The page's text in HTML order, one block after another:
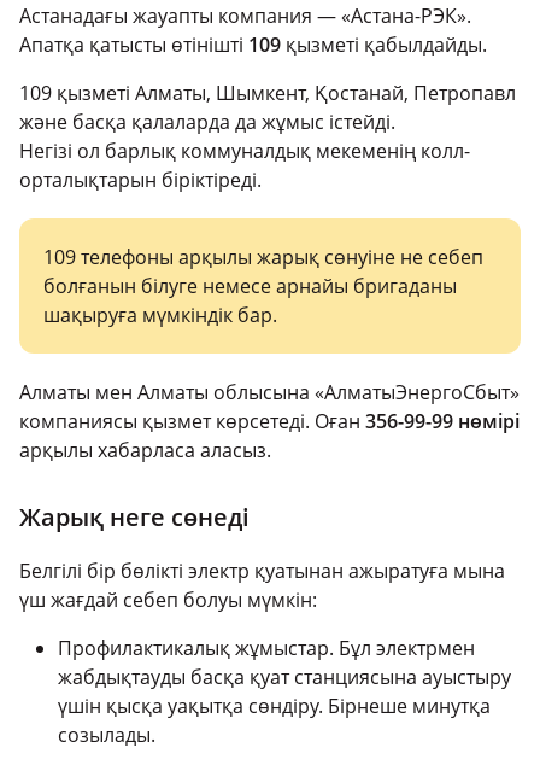
Астанадағы жауапты компания — «Астана-РЭК».
Апатқа қатысты өтінішті 109 қызметі қабылдайды.
109 қызметі Алматы, Шымкент, Қостанай, Петропавл
және басқа қалаларда да жұмыс істейді.
Негізі ол барлық коммуналдық мекеменің колл-
орталықтарын біріктіреді.
109 телефоны арқылы жарық сөнуіне не себеп
болғанын білуге немесе арнайы бригаданы
шақыруға мүмкіндік бар.
Алматы мен Алматы облысына «АлматыЭнергоСбыт»
компаниясы қызмет көрсетеді. Оған 356-99-99 нөмірі
арқылы хабарласа аласыз.
Жарық неге сөнеді
Белгілі бір бөлікті электр қуатынан ажыратуға мына
үш жағдай себеп болуы мүмкін:
Профилактикалық жұмыстар. Бұл электрмен
жабдықтауды басқа қуат станциясына ауыстыру
үшін қысқа уақытқа сөндіру. Бірнеше минутқа
созылады.